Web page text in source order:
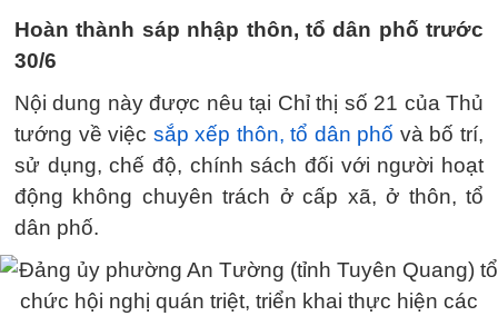
Hoàn thành sáp nhập thôn, tổ dân phố trước
30/6
Nội dung này được nêu tại Chỉ thị số 21 của Thủ
tướng về việc sắp xếp thôn, tổ dân phố và bố trí,
sử dụng, chế độ, chính sách đối với người hoạt
động không chuyên trách ở cấp xã, ở thôn, tổ
dân phố.